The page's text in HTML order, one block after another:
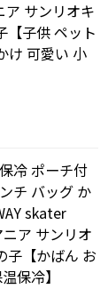
ア サンリオキ
【子供 ペット
け 可愛い 小
冷 ポーチ付
チ バッグ か
skater
ア サンリオ
子【かばん お
保冷】